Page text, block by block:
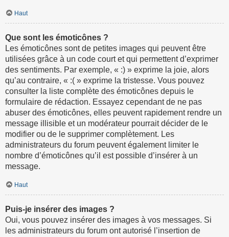
Haut
Que sont les émoticônes ?
Les émoticônes sont de petites images qui peuvent être
utilisées grâce à un code court et qui permettent d’exprimer
des sentiments. Par exemple, « :) » exprime la joie, alors
qu’au contraire, « :( » exprime la tristesse. Vous pouvez
consulter la liste complète des émoticônes depuis le
formulaire de rédaction. Essayez cependant de ne pas
abuser des émoticônes, elles peuvent rapidement rendre un
message illisible et un modérateur pourrait décider de le
modifier ou de le supprimer complètement. Les
administrateurs du forum peuvent également limiter le
nombre d’émoticônes qu’il est possible d’insérer à un
message.
Haut
Puis-je insérer des images ?
Oui, vous pouvez insérer des images à vos messages. Si
les administrateurs du forum ont autorisé l’insertion de